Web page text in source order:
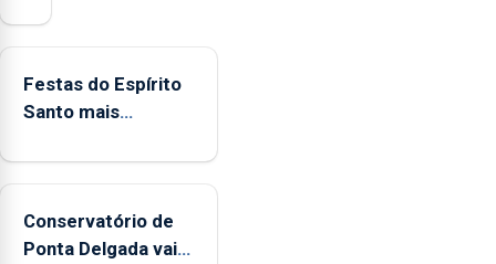
mais
ocorrências
e
inspeções
relacionadas
Festas do Espírito
Santo mais
Conservatório de
Ponta Delgada vai